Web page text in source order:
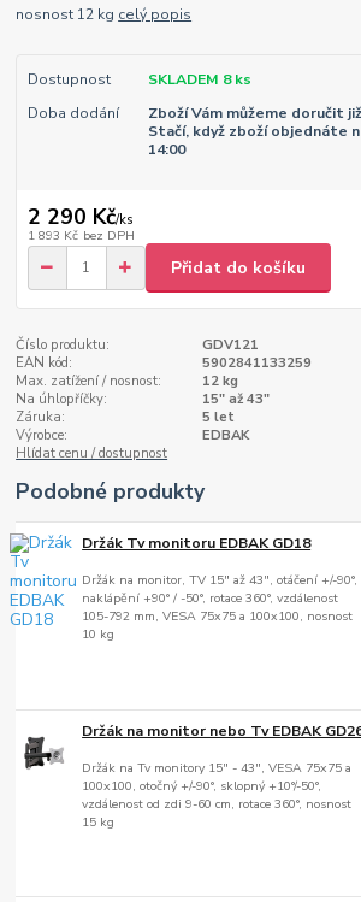
nosnost 12 kg celý popis
Dostupnost
SKLADEM 8 ks
Doba dodání
Zboží Vám můžeme doručit
Stačí, když zboží objednáte
14:00
2 290 Kč/ks
1 893 Kč bez DPH
Přidat do košíku
Číslo produktu:
GDV121
EAN kód:
5902841133259
Max. zatížení / nosnost:
12 kg
Na úhlopříčky:
15" až 43"
Záruka:
5 let
Výrobce:
EDBAK
Hlídat cenu / dostupnost
Podobné produkty
Držák Tv monitoru EDBAK GD18
Držák na monitor, TV 15" až 43", otáčení +/-90°,
naklápění +90° / -50°, rotace 360°, vzdálenost
105-792 mm, VESA 75x75 a 100x100, nosnost
10 kg
Držák na monitor nebo Tv EDBAK
Držák na Tv monitory 15" - 43", VESA 75x75 a
100x100, otočný +/-90°, sklopný +10°/-50°,
vzdálenost od zdi 9-60 cm, rotace 360°, nosnost
15 kg